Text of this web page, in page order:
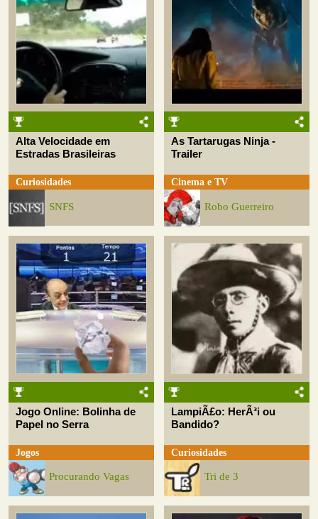
Alta Velocidade em
Estradas Brasileiras
Curiosidades
SNFS
As Tartarugas Ninja -
Trailer
Cinema e TV
Robo Guerreiro
Jogo Online: Bolinha de
Papel no Serra
Jogos
Procurando Vagas
LampiÃ£o: HerÃ³i ou
Bandido?
Curiosidades
Tri de 3